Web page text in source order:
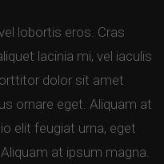
lobortis eros. Cras
lacinia mi, vel iaculis
dolor sit amet
ornare eget. Aliquam at
elit feugiat urna, eget
at ipsum magna.